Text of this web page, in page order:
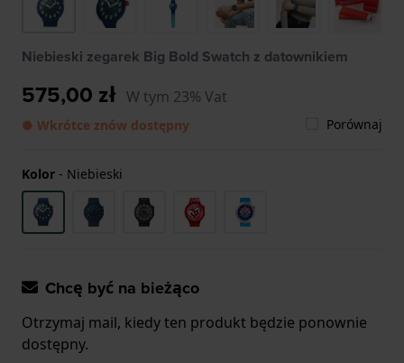
Niebieski zegarek Big Bold Swatch z datownikiem
575,00 zł W tym 23% Vat
● Wkrótce znów dostępny Porównaj
Kolor - Niebieski
Chcę być na bieżąco
Otrzymaj mail, kiedy ten produkt będzie ponownie
dostępny.